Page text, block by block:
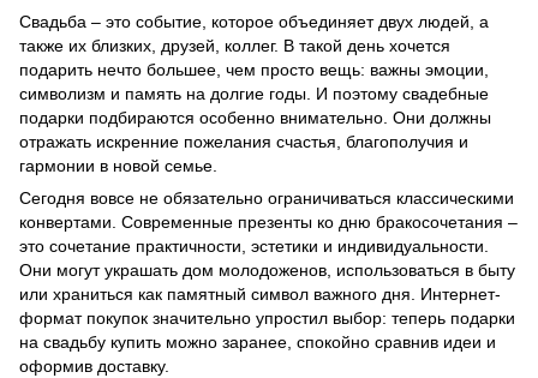
Свадьба – это событие, которое объединяет двух людей, а
также их близких, друзей, коллег. В такой день хочется
подарить нечто большее, чем просто вещь: важны эмоции,
символизм и память на долгие годы. И поэтому свадебные
подарки подбираются особенно внимательно. Они должны
отражать искренние пожелания счастья, благополучия и
гармонии в новой семье.
Сегодня вовсе не обязательно ограничиваться классическими
конвертами. Современные презенты ко дню бракосочетания –
это сочетание практичности, эстетики и индивидуальности.
Они могут украшать дом молодоженов, использоваться в быту
или храниться как памятный символ важного дня. Интернет-
формат покупок значительно упростил выбор: теперь подарки
на свадьбу купить можно заранее, спокойно сравнив идеи и
оформив доставку.